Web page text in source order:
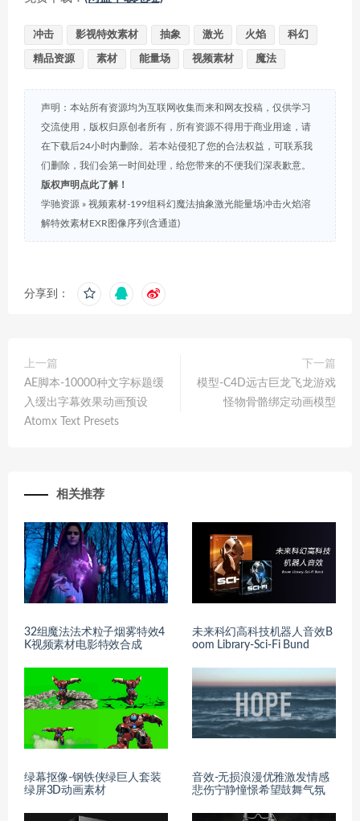
冲击 影视特效素材 抽象 激光 火焰 科幻
精品资源 素材 能量场 视频素材 魔法
声明：本站所有资源均为互联网收集而来和网友投稿，仅供学习
交流使用，版权归原创者所有，所有资源不得用于商业用途，请
在下载后24小时内删除。若本站侵犯了您的合法权益，可联系我
们删除，我们会第一时间处理，给您带来的不便我们深表歉意。
版权声明点此了解！
学驰资源 » 视频素材-199组科幻魔法抽象激光能量场冲击火焰溶
解特效素材EXR图像序列(含通道)
分享到：
上一篇
AE脚本-10000种文字标题缓
入缓出字幕效果动画预设
Atomx Text Presets
下一篇
模型-C4D远古巨龙飞龙游戏
怪物骨骼绑定动画模型
相关推荐
32组魔法法术粒子烟雾特效4
K视频素材电影特效合成
未来科幻高科技机器人音效B
oom Library-Sci-Fi Bund
绿幕抠像-钢铁侠绿巨人套装
绿屏3D动画素材
音效-无损浪漫优雅激发情感
悲伤宁静憧憬希望鼓舞气氛